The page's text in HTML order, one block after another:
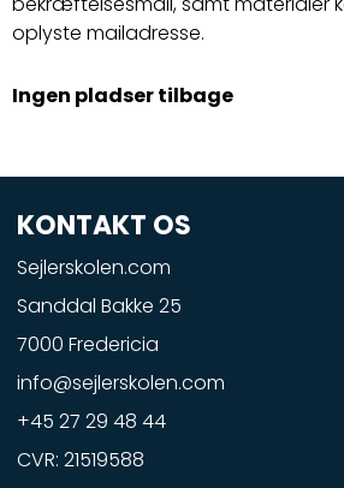
oplyste mailadresse.
Ingen pladser tilbage
KONTAKT OS
Sejlerskolen.com
Sanddal Bakke 25
7000 Fredericia
info@sejlerskolen.com
+45 27 29 48 44
CVR: 21519588